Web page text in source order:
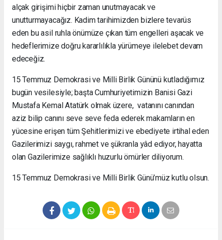
alçak girişimi hiçbir zaman unutmayacak ve
unutturmayacağız. Kadim tarihimizden bizlere tevarüs
eden bu asil ruhla önümüze çıkan tüm engelleri aşacak ve
hedeflerimize doğru kararlılıkla yürümeye ilelebet devam
edeceğiz.
15 Temmuz Demokrasi ve Milli Birlik Gününü kutladığımız
bugün vesilesiyle; başta Cumhuriyetimizin Banisi Gazi
Mustafa Kemal Atatürk olmak üzere, vatanını canından
aziz bilip canını seve seve feda ederek makamların en
yücesine erişen tüm Şehitlerimizi ve ebediyete irtihal eden
Gazilerimizi saygı, rahmet ve şükranla yâd ediyor, hayatta
olan Gazilerimize sağlıklı huzurlu ömürler diliyorum.
15 Temmuz Demokrasi ve Milli Birlik Günü’müz kutlu olsun.